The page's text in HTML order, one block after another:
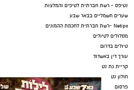
קרדיט: משטרת ישראל
נטיפס - רשת חברתית לטיפים והמלצות
שערים חשמליים בבאר שבע
Netips -רשת חברתית לחכמת ההמונים
מסלולים לטיולים
טיולים בדרום
עורך דין באשדוד
קריית גת נט
חולון נט
פרסום